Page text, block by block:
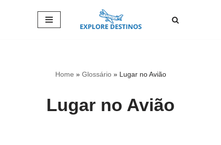
Home » Glossário» Lugar no Avião
Lugar no Avião